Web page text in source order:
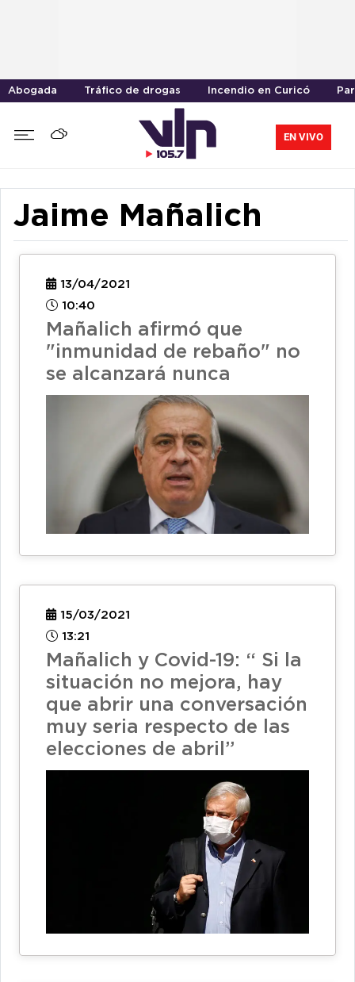
Abogada Tráfico de drogas Incendio en Curicó
EN VIVO
Jaime Mañalich
13/04/2021
10:40
Mañalich afirmó que
"inmunidad de rebaño" no
se alcanzará nunca
15/03/2021
13:21
Mañalich y Covid-19: “ Si la
situación no mejora, hay
que abrir una conversación
muy seria respecto de las
elecciones de abril”